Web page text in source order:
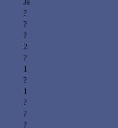
Ja
?
?
?
2
?
1
?
1
?
?
?